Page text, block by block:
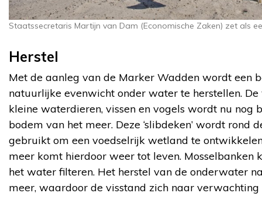
Staatssecretaris Martijn van Dam (Economische Zaken) zet als
Herstel
Met de aanleg van de Marker Wadden wordt een
natuurlijke evenwicht onder water te herstellen.
kleine waterdieren, vissen en vogels wordt nu nog
bodem van het meer. Deze ‘slibdeken’ wordt
gebruikt om een voedselrijk wetland te
meer komt hierdoor weer tot leven. Mosselbanken
het water filteren. Het herstel van de onderwater
meer, waardoor de visstand zich naar verwachting